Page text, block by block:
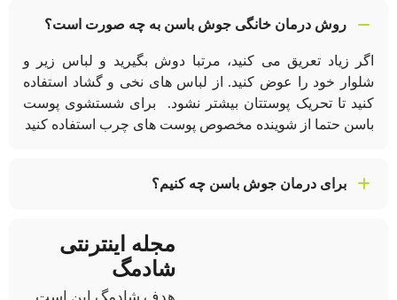
روش درمان خانگی جوش باسن به چه صورت است؟
اگر زیاد تعریق می کنید، مرتبا دوش بگیرید و لباس زیر و
شلوار خود را عوض کنید. از لباس های نخی و گشاد استفاده
کنید تا تحریک پوستتان بیشتر نشود. برای شستشوی پوست
باسن حتما از شوینده مخصوص پوست های چرب استفاده کنید
برای درمان جوش باسن چه کنیم؟
مجله اینترنتی
شادمگ